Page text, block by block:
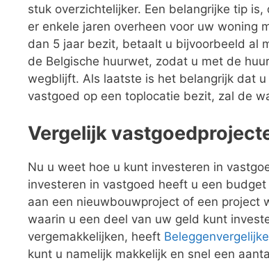
stuk overzichtelijker. Een belangrijke tip
er enkele jaren overheen voor uw woning
dan 5 jaar bezit, betaalt u bijvoorbeeld al
de Belgische huurwet, zodat u met de
wegblijft. Als laatste is het belangrijk dat
vastgoed op een toplocatie bezit, zal de
Vergelijk
Nu u weet hoe u kunt investeren in
investeren in vastgoed heeft u een
aan een nieuwbouwproject of een
waarin u een deel van uw geld kunt
vergemakkelijken, heeft
kunt u namelijk makkelijk en snel een